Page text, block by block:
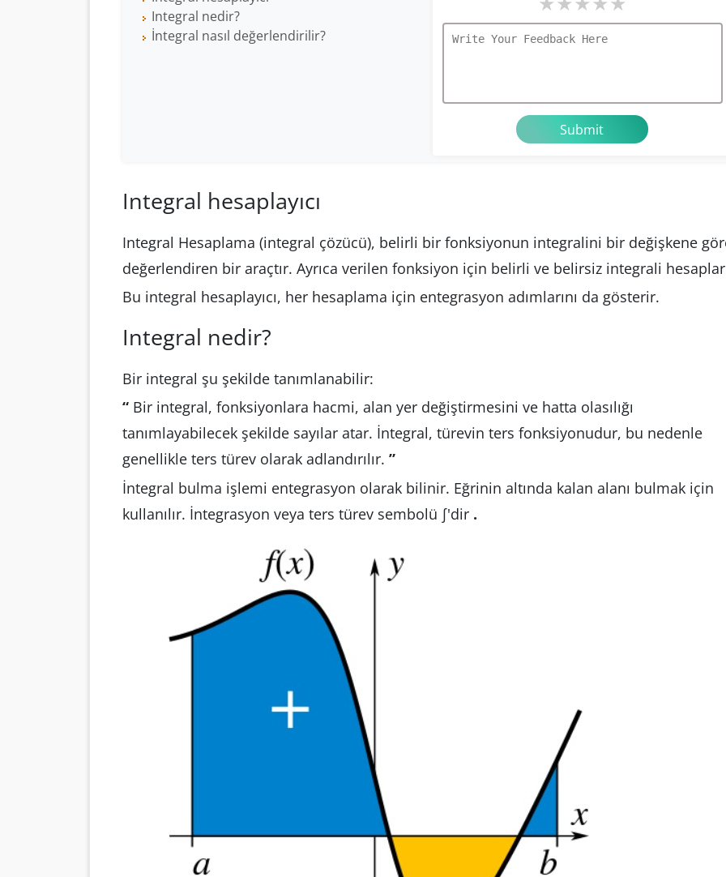
Integral nedir?
İntegral nasıl değerlendirilir?
Integral hesaplayıcı
Integral Hesaplama (integral çözücü), belirli bir fonksiyonun integralini bir değişkene
değerlendiren bir araçtır. Ayrıca verilen fonksiyon için belirli ve belirsiz integrali
Bu integral hesaplayıcı, her hesaplama için entegrasyon adımlarını da gösterir.
Integral nedir?
Bir integral şu şekilde tanımlanabilir:
“ Bir integral, fonksiyonlara hacmi, alan yer değiştirmesini ve hatta olasılığı
tanımlayabilecek şekilde sayılar atar. İntegral, türevin ters fonksiyonudur, bu nedenle
genellikle ters türev olarak adlandırılır. ”
İntegral bulma işlemi entegrasyon olarak bilinir. Eğrinin altında kalan alanı bulmak için
kullanılır. İntegrasyon veya ters türev sembolü ∫'dir .